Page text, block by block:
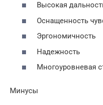
Высокая
Оснащенность
Эргономичность
Надежность
Многоуровневая
Минусы